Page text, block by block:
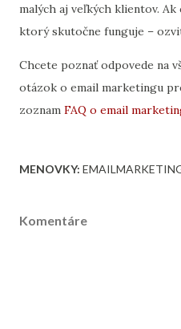
malých aj veľkých klientov. Ak
ktorýskutočne funguje –
Chcete poznať odpovede na
otázok o email marketingu
zoznam FAQ o email
MENOVKY:
Komentáre